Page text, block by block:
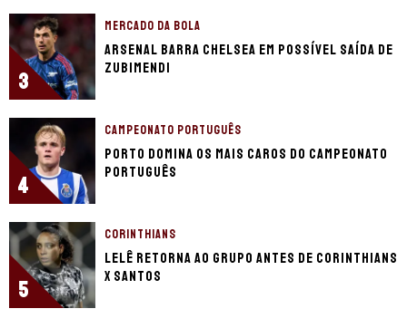
3
MERCADO DA BOLA
Arsenal barra Chelsea em possível saída de
Zubimendi
4
CAMPEONATO PORTUGUÊS
Porto domina os mais caros do Campeonato
Português
5
CORINTHIANS
Lelê retorna ao grupo antes de Corinthians
x Santos